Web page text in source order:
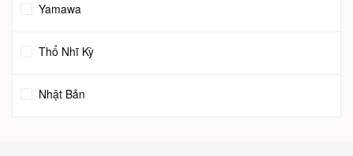
Yamawa
Thổ Nhĩ Kỳ
Nhật Bản